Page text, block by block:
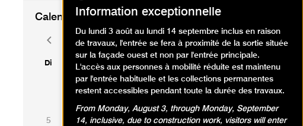
Calendrier des événements
janvier 2025
Di Lu Ma Ve Sa
1 2 3 4
5 6 7 8 9 10 11
Mois
précédent
Mois
suivant
Information exceptionnelle
Du lundi 3 août au lundi 14 septembre inclus en raison
de travaux, l'entrée se fera à proximité de la sortie située
sur la façade ouest et non par l'entrée principale.
L'accès aux personnes à mobilité réduite est maintenu
par l'entrée habituelle et les collections permanentes
restent accessibles pendant toute la durée des travaux.
From Monday, August 3, through Monday, September
14, inclusive, due to construction work, visitors will enter